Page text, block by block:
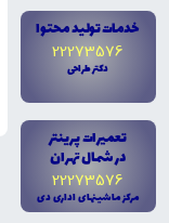
خدمات توليد محتوا
22273576
دکتر طراحى
تعميرات پرينتر
در شمال تهران
22273576
مرکز ماشينهاى ادارى دى